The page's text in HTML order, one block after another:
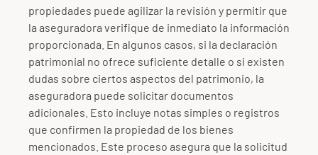
propiedades puede agilizar la revisión y permitir que
la aseguradora verifique de inmediato la información
proporcionada. En algunos casos, si la declaración
patrimonial no ofrece suficiente detalle o si existen
dudas sobre ciertos aspectos del patrimonio, la
aseguradora puede solicitar documentos
adicionales. Esto incluye notas simples o registros
que confirmen la propiedad de los bienes
mencionados. Este proceso asegura que la solicitud